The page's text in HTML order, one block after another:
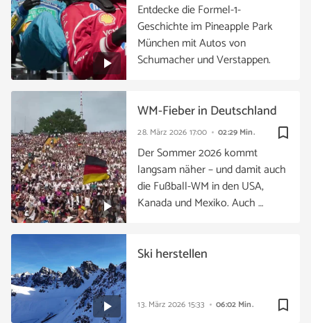
Entdecke die Formel-1-
Geschichte im Pineapple Park
München mit Autos von
Schumacher und Verstappen.
bookmark_border
28. März 2026 17:00 02:29 Min.
WM-Fieber in Deutschland
Der Sommer 2026 kommt
langsam näher – und damit auch
die Fußball-WM in den USA,
Kanada und Mexiko. Auch …
bookmark_border
13. März 2026 15:33 06:02 Min.
Ski herstellen